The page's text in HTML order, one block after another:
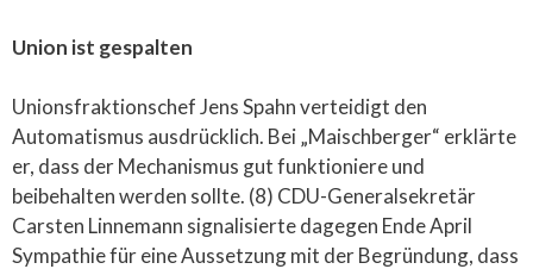
Union ist gespalten
Unionsfraktionschef Jens Spahn verteidigt den
Automatismus ausdrücklich. Bei „Maischberger“ erklärte
er, dass der Mechanismus gut funktioniere und
beibehalten werden sollte. (8) CDU-Generalsekretär
Carsten Linnemann signalisierte dagegen Ende April
Sympathie für eine Aussetzung mit der Begründung, dass